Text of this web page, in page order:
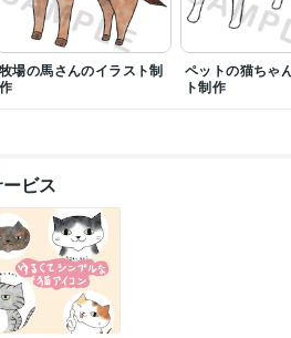
ンイラスト 背景ありのイラスト
カットイラスト 絵本 動物
猫
牧場の馬さんのイラスト制
作
ペットの猫ちゃ
ト制作
ビス